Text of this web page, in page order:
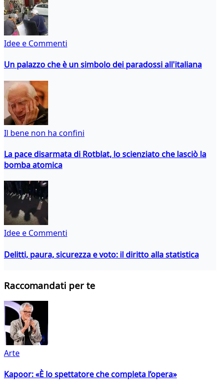
Idee e Commenti
Un palazzo che è un simbolo dei paradossi all'italiana
Il bene non ha confini
La pace disarmata di Rotblat, lo scienziato che lasciò la
bomba atomica
Idee e Commenti
Delitti, paura, sicurezza e voto: il diritto alla statistica
Raccomandati per te
Arte
Kapoor: «È lo spettatore che completa l’opera»